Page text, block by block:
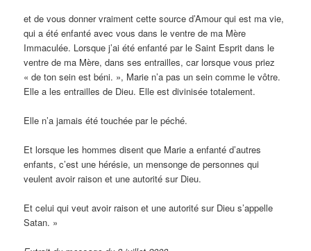
et de vous donner vraiment cette source d’Amour qui est ma vie,
qui a été enfanté avec vous dans le ventre de ma Mère
Immaculée. Lorsque j’ai été enfanté par le Saint Esprit dans le
ventre de ma Mère, dans ses entrailles, car lorsque vous priez
« de ton sein est béni. », Marie n’a pas un sein comme le vôtre.
Elle a les entrailles de Dieu. Elle est divinisée totalement.
Elle n’a jamais été touchée par le péché.
Et lorsque les hommes disent que Marie a enfanté d’autres
enfants, c’est une hérésie, un mensonge de personnes qui
veulent avoir raison et une autorité sur Dieu.
Et celui qui veut avoir raison et une autorité sur Dieu s’appelle
Satan. »